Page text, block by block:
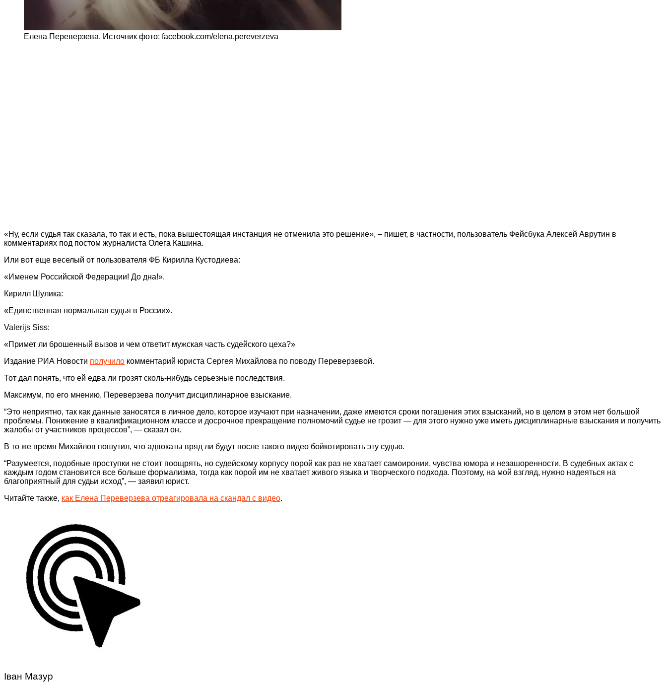
Елена Переверзева. Источник фото: facebook.com/elena.pereverzeva
«Ну, если судья так сказала, то так и есть, пока вышестоящая инстанция не отменила это решение», – пишет, в частности, пользователь Фейсбука Алексей Аврутин в
комментариях под постом журналиста Олега Кашина.
Или вот еще веселый от пользователя ФБ Кирилла Кустодиева:
«Именем Российской Федерации! До дна!».
Кирилл Шулика:
«Единственная нормальная судья в России».
Valerijs Siss:
«Примет ли брошенный вызов и чем ответит мужская часть судейского цеха?»
Издание РИА Новости получило комментарий юриста Сергея Михайлова по поводу Переверзевой.
Тот дал понять, что ей едва ли грозят сколь-нибудь серьезные последствия.
Максимум, по его мнению, Переверзева получит дисциплинарное взыскание.
“Это неприятно, так как данные заносятся в личное дело, которое изучают при назначении, даже имеются сроки погашения этих взысканий, но в целом в этом нет большой
проблемы. Понижение в квалификационном классе и досрочное прекращение полномочий судье не грозит — для этого нужно уже иметь дисциплинарные взыскания и получить
жалобы от участников процессов”, — сказал он.
В то же время Михайлов пошутил, что адвокаты вряд ли будут после такого видео бойкотировать эту судью.
“Разумеется, подобные проступки не стоит поощрять, но судейскому корпусу порой как раз не хватает самоиронии, чувства юмора и незашоренности. В судебных актах с
каждым годом становится все больше формализма, тогда как порой им не хватает живого языка и творческого подхода. Поэтому, на мой взгляд, нужно надеяться на
благоприятный для судьи исход”, — заявил юрист.
Читайте также, как Елена Переверзева отреагировала на скандал с видео.
Іван Мазур